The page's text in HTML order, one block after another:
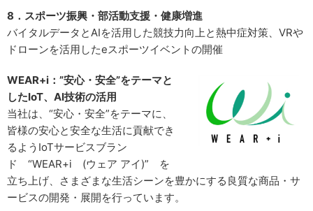
8．スポーツ振興・部活動支援・健康増進
バイタルデータとAIを活用した競技力向上と熱中症対策、VRや
ドローンを活用したeスポーツイベントの開催
WEAR+i：”安心・安全”をテーマと
したIoT、AI技術の活用
当社は、“安心・安全”をテーマに、
皆様の安心と安全な生活に貢献でき
るようIoTサービスブラン
ド “WEAR+i (ウェア アイ)” を
立ち上げ、さまざまな生活シーンを豊かにする良質な商品・サ
ービスの開発・展開を行っています。